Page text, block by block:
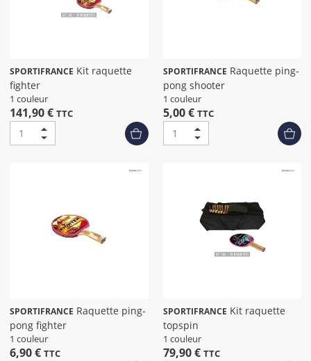
SPORTIFRANCE
fighter
1 couleur
141,90 € TTC
SPORTIFRANCE
pong shooter
1 couleur
5,00 € TTC
SPORTIFRANCE
pong fighter
1 couleur
6,90 € TTC
SPORTIFRANCE
topspin
1 couleur
79,90 € TTC